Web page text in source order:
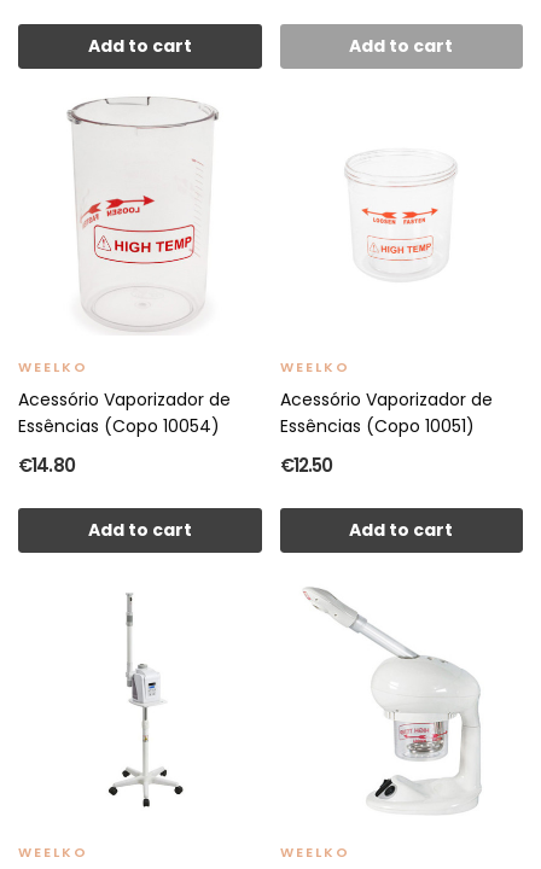
Add to cart Add to cart
WEELKO
Acessório Vaporizador de
Essências (Copo 10054)
€14.80
Add to cart
WEELKO
Acessório Vaporizador de
Essências (Copo 10051)
€12.50
Add to cart
WEELKO WEELKO